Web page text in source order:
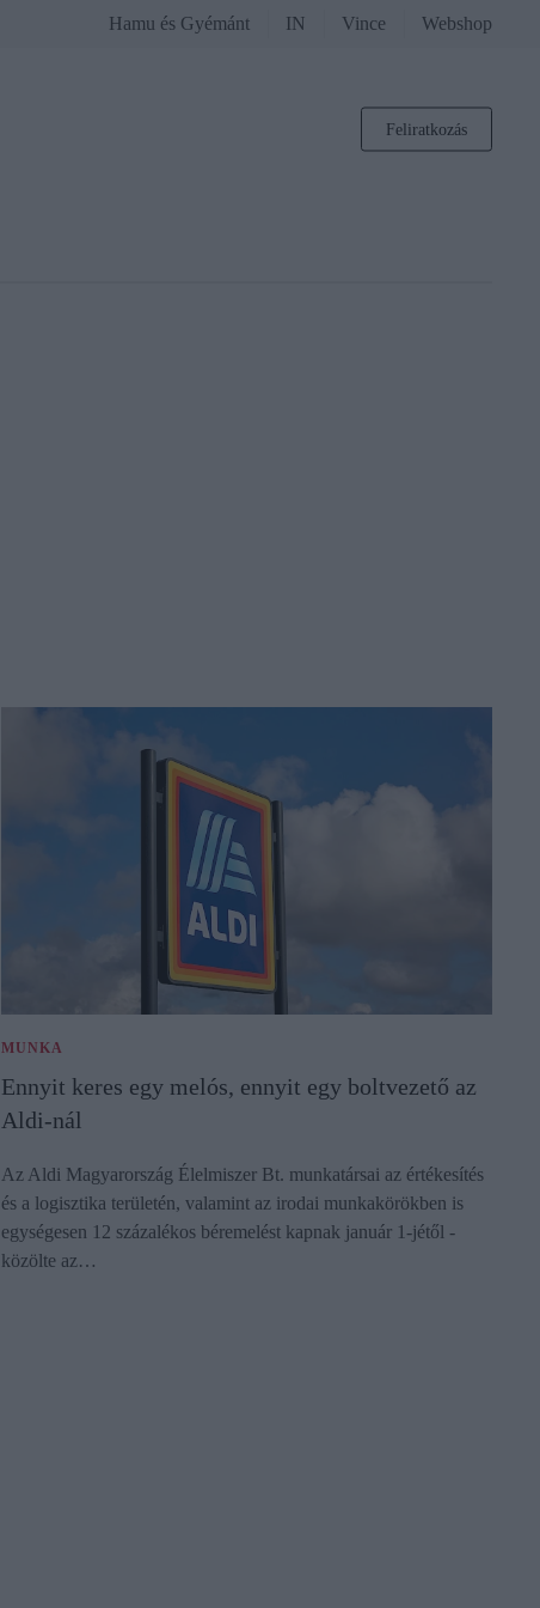
Hamu és Gyémánt IN Vince Webshop
Feliratkozás
MUNKA
Ennyit keres egy melós, ennyit egy boltvezető az
Aldi-nál
Az Aldi Magyarország Élelmiszer Bt. munkatársai az értékesítés
és a logisztika területén, valamint az irodai munkakörökben is
egységesen 12 százalékos béremelést kapnak január 1-jétől -
közölte az…